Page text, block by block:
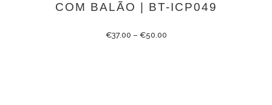
COM BALÃO | BT-ICP049
€37.00 – €50.00